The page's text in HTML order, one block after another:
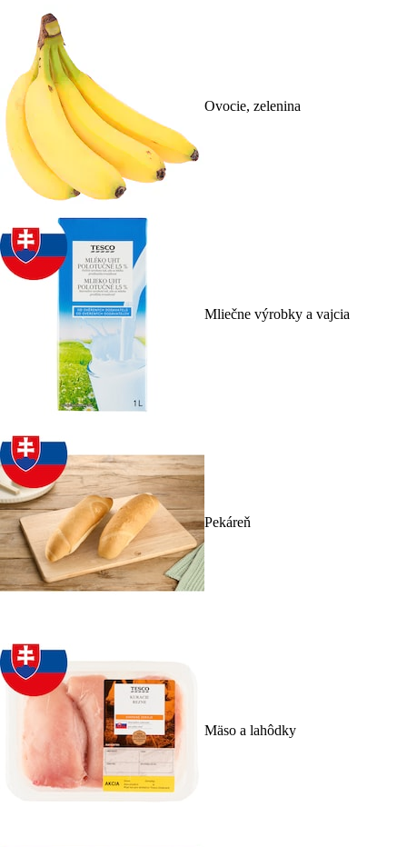
Ovocie, zelenina
Mliečne výrobky a vajcia
Pekáreň
Mäso a lahôdky